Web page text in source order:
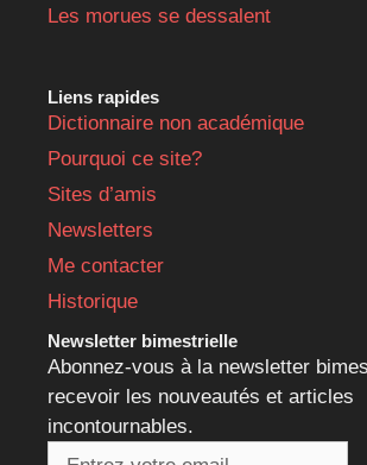
Les morues se dessalent
Liens rapides
Dictionnaire non académique
Pourquoi ce site?
Sites d’amis
Newsletters
Me contacter
Historique
Newsletter bimestrielle
Abonnez-vous à la newsletter
recevoir les nouveautés et articles
incontournables.